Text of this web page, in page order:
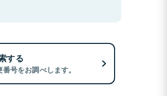
する
号をお調べします。